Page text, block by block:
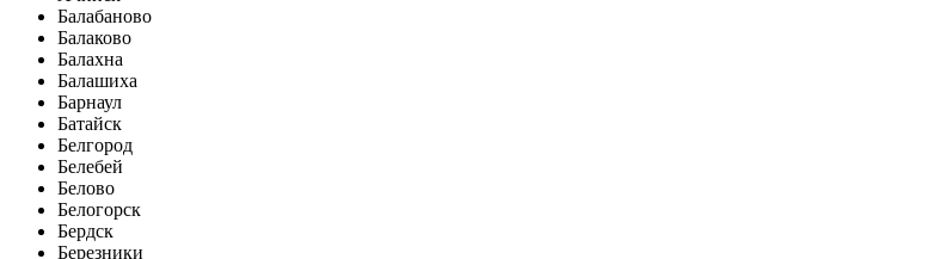
Балабаново
Балаково
Балахна
Балашиха
Барнаул
Батайск
Белгород
Белебей
Белово
Белогорск
Бердск
Березники